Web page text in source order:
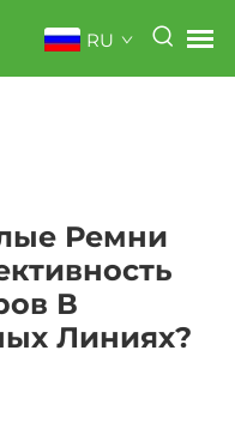
RU
Ремни
В
Линиях?